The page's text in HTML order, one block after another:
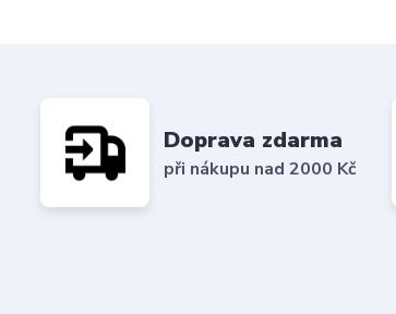
Doprava zdarma
při nákupu nad 2000 Kč